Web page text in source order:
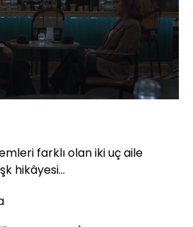
Oynatma
Hızı
farklı olan iki uç aile
hikâyesi…